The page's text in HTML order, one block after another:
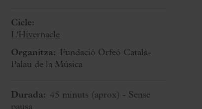
Cicle:
L'Hivernacle
Organitza: Fundació Orfeó Català-
Palau de la Música
Durada: 45 minuts (aprox) - Sense